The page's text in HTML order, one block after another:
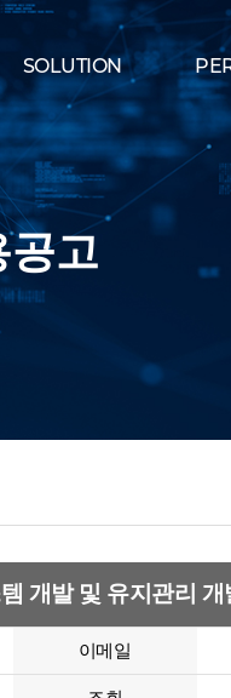
SOLUTION
공고
개발 및 유지관리 개
이메일